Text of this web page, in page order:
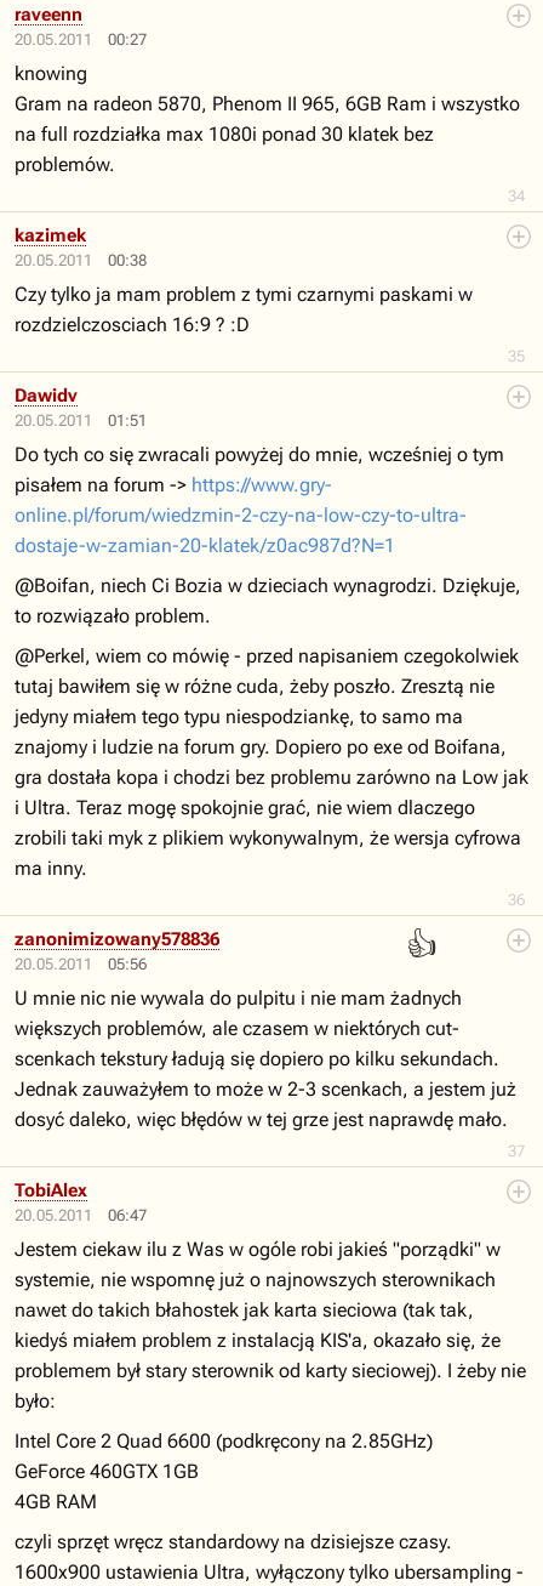
20.05.2011 00:27
34
raveenn
knowing
Gram na radeon 5870, Phenom II 965, 6GB Ram i wszystko
na full rozdziałka max 1080i ponad 30 klatek bez
problemów.
20.05.2011 00:38
35
kazimek
Czy tylko ja mam problem z tymi czarnymi paskami w
rozdzielczosciach 16:9 ? :D
20.05.2011 01:51
36
Dawidv
Do tych co się zwracali powyżej do mnie, wcześniej o tym
pisałem na forum -> https://www.gry-
online.pl/forum/wiedzmin-2-czy-na-low-czy-to-ultra-
dostaje-w-zamian-20-klatek/z0ac987d?N=1
@Boifan, niech Ci Bozia w dzieciach wynagrodzi. Dziękuje,
to rozwiązało problem.
@Perkel, wiem co mówię - przed napisaniem czegokolwiek
tutaj bawiłem się w różne cuda, żeby poszło. Zresztą nie
jedyny miałem tego typu niespodziankę, to samo ma
znajomy i ludzie na forum gry. Dopiero po exe od Boifana,
gra dostała kopa i chodzi bez problemu zarówno na Low jak
i Ultra. Teraz mogę spokojnie grać, nie wiem dlaczego
zrobili taki myk z plikiem wykonywalnym, że wersja cyfrowa
ma inny.
20.05.2011 05:56
👍
37
zanonimizowany578836
U mnie nic nie wywala do pulpitu i nie mam żadnych
większych problemów, ale czasem w niektórych cut-
scenkach tekstury ładują się dopiero po kilku sekundach.
Jednak zauważyłem to może w 2-3 scenkach, a jestem już
dosyć daleko, więc błędów w tej grze jest naprawdę mało.
20.05.2011 06:47
TobiAlex
Jestem ciekaw ilu z Was w ogóle robi jakieś "porządki" w
systemie, nie wspomnę już o najnowszych sterownikach
nawet do takich błahostek jak karta sieciowa (tak tak,
kiedyś miałem problem z instalacją KIS'a, okazało się, że
problemem był stary sterownik od karty sieciowej). I żeby nie
było:
Intel Core 2 Quad 6600 (podkręcony na 2.85GHz)
GeForce 460GTX 1GB
4GB RAM
czyli sprzęt wręcz standardowy na dzisiejsze czasy.
1600x900 ustawienia Ultra, wyłączony tylko ubersampling -